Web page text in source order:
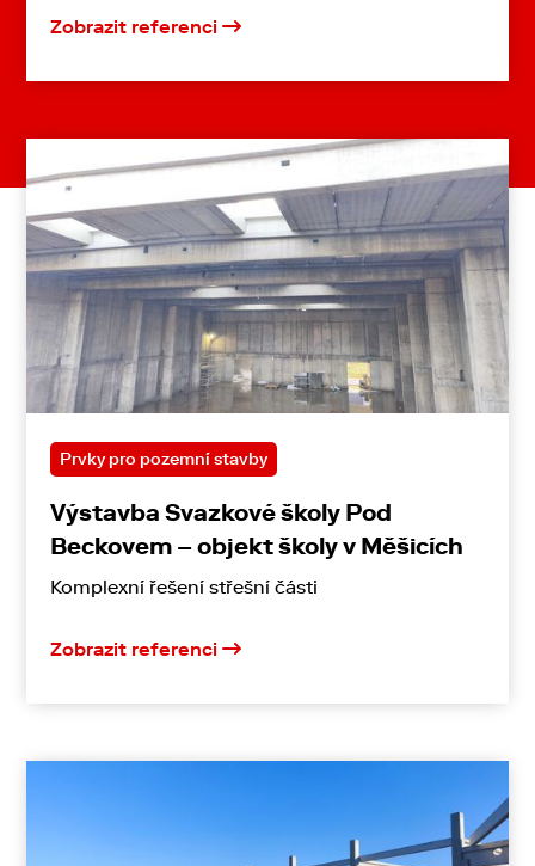
Zobrazit referenci
Prvky pro pozemní stavby
Výstavba Svazkové školy Pod
Beckovem – objekt školy v Měšicích
Komplexní řešení střešní části
Zobrazit referenci